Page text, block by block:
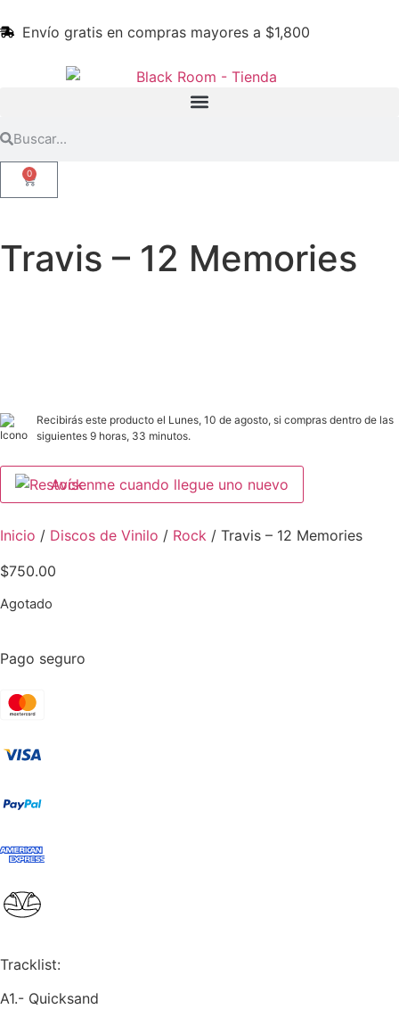
Envío gratis en compras mayores a $1,800
0
Travis – 12 Memories
Recibirás este producto el Lunes, 10 de agosto, si compras dentro de las
siguientes 9 horas, 33 minutos.
Avísenme cuando llegue uno nuevo
Inicio / Discos de Vinilo / Rock / Travis – 12 Memories
$750.00
Agotado
Pago seguro
Tracklist:
A1.- Quicksand